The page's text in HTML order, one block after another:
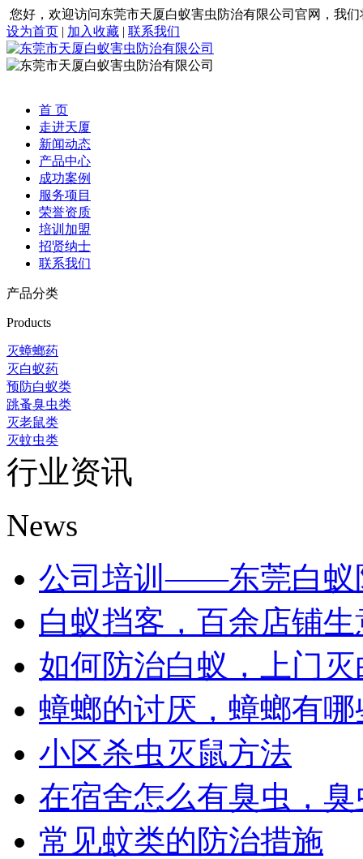
您好，欢迎访问东莞市天厦白蚁害虫防治有限公司官网，我
设为首页 | 加入收藏 | 联系我们
首 页
走进天厦
新闻动态
产品中心
成功案例
服务项目
荣誉资质
培训加盟
招贤纳士
联系我们
产品分类
Products
灭蟑螂药
灭白蚁药
预防白蚁类
跳蚤臭虫类
灭老鼠类
灭蚊虫类
行业资讯
News
公司培训——东莞白蚁
白蚁挡客，百余店铺生
如何防治白蚁，上门灭
蟑螂的讨厌，蟑螂有哪
小区杀虫灭鼠方法
在宿舍怎么有臭虫，臭
常见蚊类的防治措施